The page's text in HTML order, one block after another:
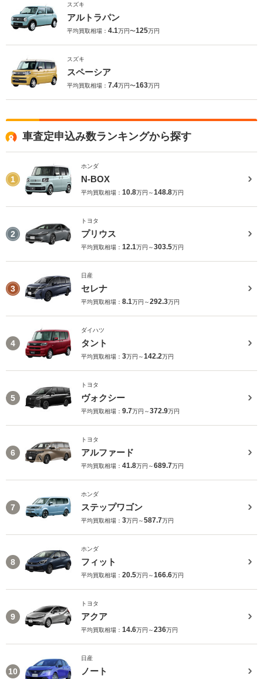
スズキ
アルトラパン
平均買取相場： 4.1万円〜125万円
スズキ
スペーシア
平均買取相場： 7.4万円〜163万円
車査定申込み数ランキングから探す
1
ホンダ
N-BOX
平均買取相場： 10.8万円～148.8万円
2
トヨタ
プリウス
平均買取相場： 12.1万円～303.5万円
3
日産
セレナ
平均買取相場： 8.1万円～292.3万円
4
ダイハツ
タント
平均買取相場： 3万円～142.2万円
5
トヨタ
ヴォクシー
平均買取相場： 9.7万円～372.9万円
6
トヨタ
アルファード
平均買取相場： 41.8万円～689.7万円
7
ホンダ
ステップワゴン
平均買取相場： 3万円～587.7万円
8
ホンダ
フィット
平均買取相場： 20.5万円～166.6万円
9
トヨタ
アクア
平均買取相場： 14.6万円～236万円
10
日産
ノート